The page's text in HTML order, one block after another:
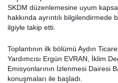
SKDM düzenlemesine uyum
hakkında ayrıntılı bilgilendirmede
ilgiyle takip etti.
Toplantının ilk bölümü Aydın
Yardımcısı Ergün EVRAN, İklim
Emisyonlarının İzlenmesi Dairesi
konuşmaları ile başladı.